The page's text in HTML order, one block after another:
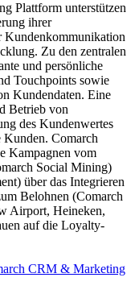
Plattform unterstützen
ihrer
Kundenkommunikation
Zu den zentralen
und persönliche
Touchpoints sowie
Kundendaten. Eine
Betrieb von
des Kundenwertes
Kunden. Comarch
Kampagnen vom
Social Mining)
über das Integrieren
Belohnen (Comarch
Airport, Heineken,
auf die Loyalty-
CRM & Marketing